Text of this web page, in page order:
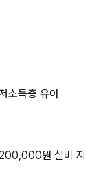
소득층 유아
원 실비 지